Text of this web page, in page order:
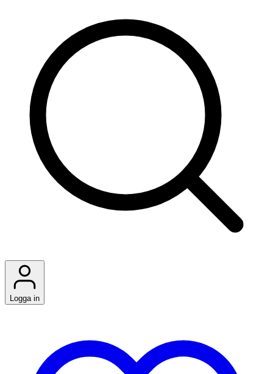
Logga in